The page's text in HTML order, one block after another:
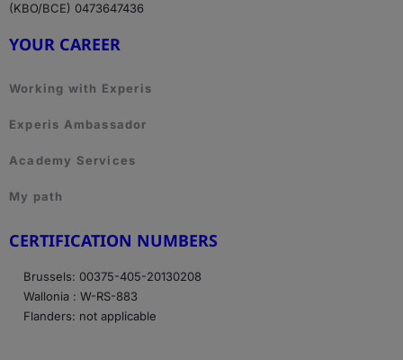
(KBO/BCE) 0473647436
YOUR CAREER
Working with Experis
Experis Ambassador
Academy Services
My path
CERTIFICATION NUMBERS
Brussels: 00375-405-20130208
Wallonia : W-RS-883
Flanders: not applicable